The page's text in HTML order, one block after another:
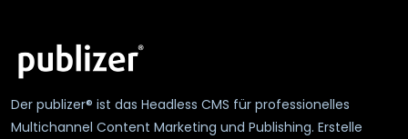
Der publizer® ist das Headless CMS für professionelles
Multichannel Content Marketing und Publishing. Erstelle